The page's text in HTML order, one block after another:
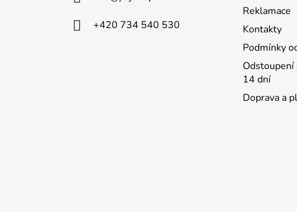
+420 734 540 530
Reklamace
Kontakty
Podmínky
14 dní
Doprava a